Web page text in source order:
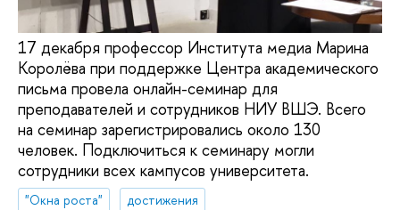
17 декабря профессор Института медиа Марина
Королёва при поддержке Центра академического
письма провела онлайн-семинар для
преподавателей и сотрудников НИУ ВШЭ. Всего
на семинар зарегистрировались около 130
человек. Подключиться к семинару могли
сотрудники всех кампусов университета.
"Окна роста"
достижения